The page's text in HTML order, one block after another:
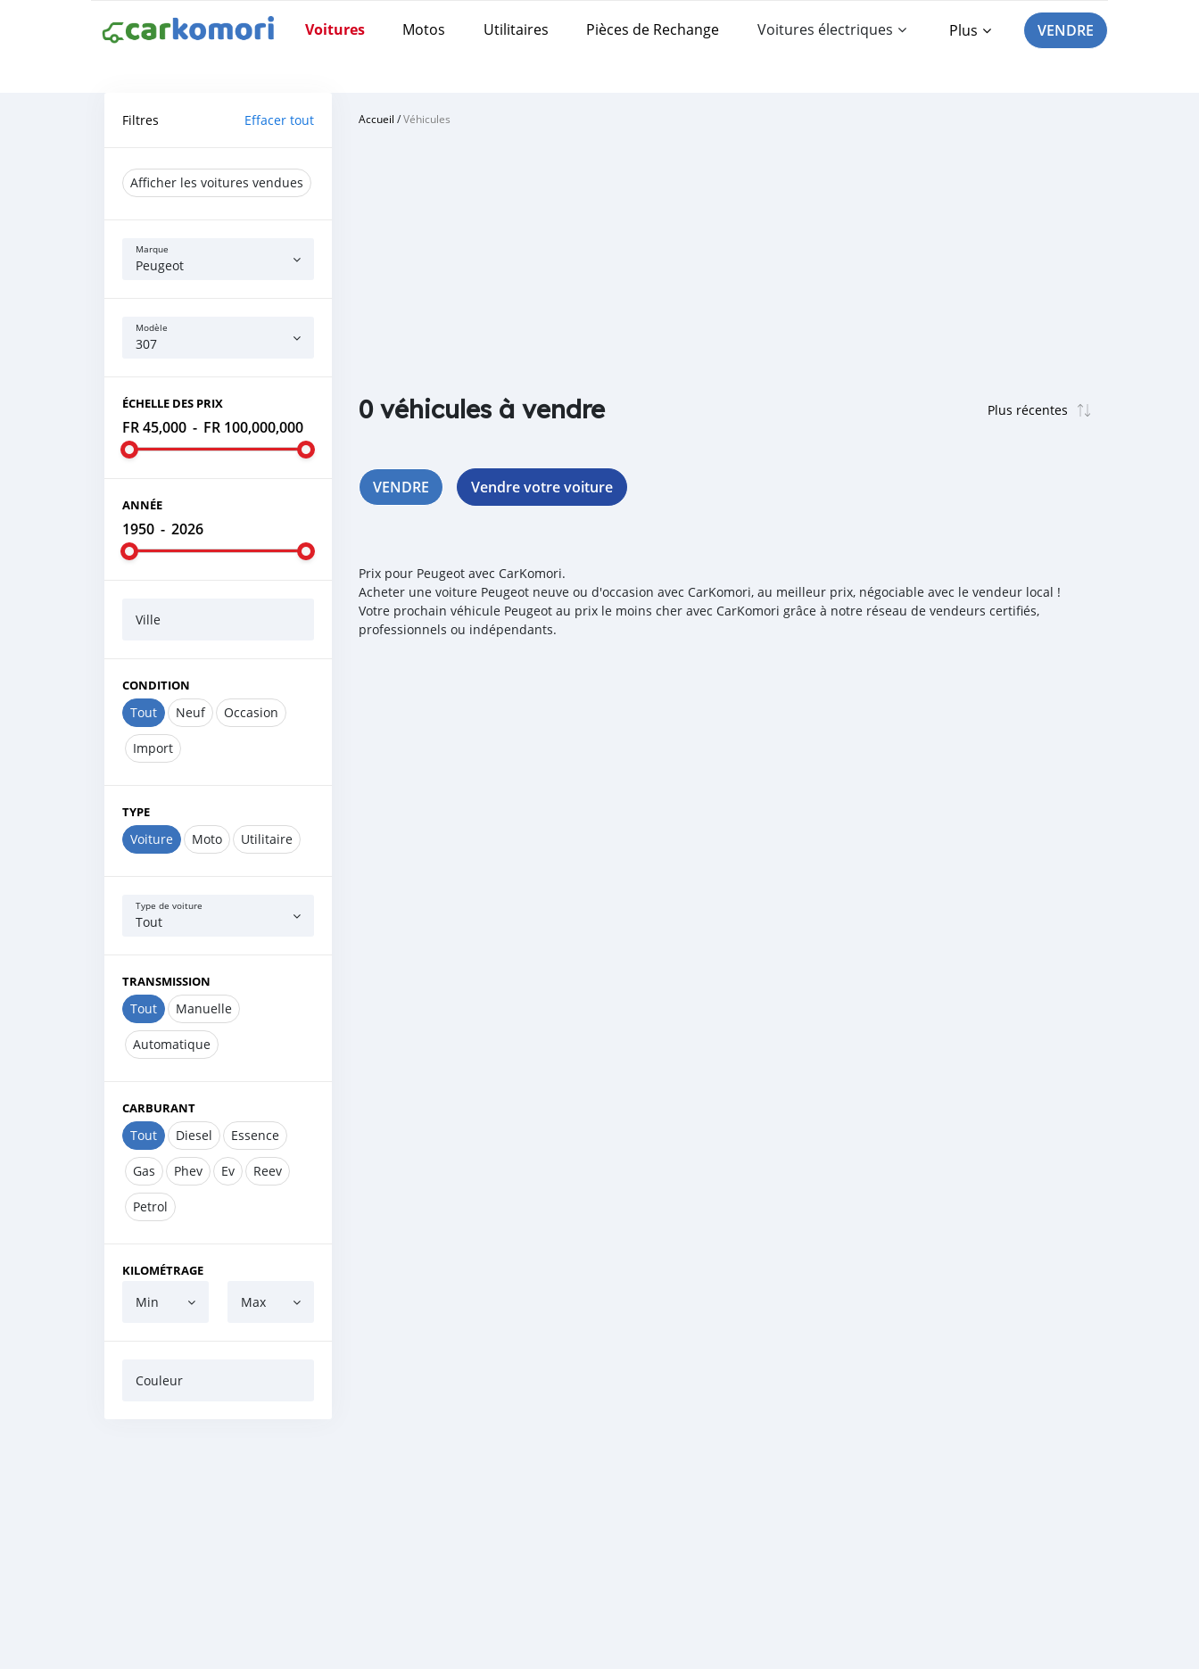
Voitures Motos Utilitaires Pièces de Rechange Voitures électriques Plus VENDRE
Filtres Effacer tout
Afficher les voitures vendues
Marque
Peugeot
Modèle
307
ÉCHELLE DES PRIX
FR 45,000 - FR 100,000,000
ANNÉE
1950 - 2026
Ville
CONDITION
Tout Neuf Occasion
Import
TYPE
Voiture Moto Utilitaire
Type de voiture
Tout
TRANSMISSION
Tout Manuelle
Automatique
CARBURANT
Tout Diesel Essence
Gas Phev Ev Reev
Petrol
KILOMÉTRAGE
Min Max
Couleur
Accueil /Véhicules
0 véhicules à vendre
VENDRE Vendre votre voiture
Prix pour Peugeot avec CarKomori.
Acheter une voiture Peugeot neuve ou d'occasion avec CarKomori, au meilleur prix, négociable avec le vendeur local !
Votre prochain véhicule Peugeot au prix le moins cher avec CarKomori grâce à notre réseau de vendeurs certifiés,
professionnels ou indépendants.